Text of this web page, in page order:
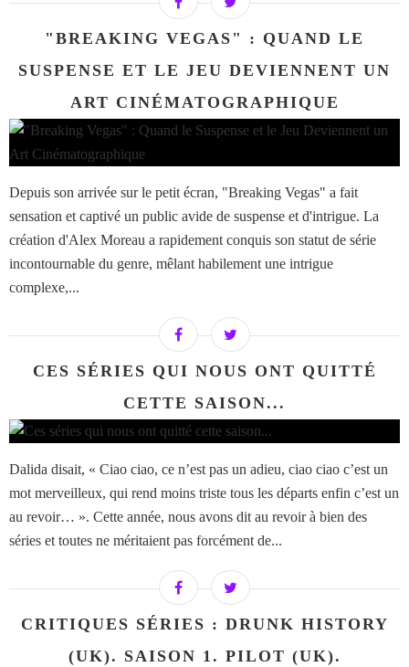
"BREAKING VEGAS" : QUAND LE
SUSPENSE ET LE JEU DEVIENNENT UN
ART CINÉMATOGRAPHIQUE
Depuis son arrivée sur le petit écran, "Breaking Vegas" a fait
sensation et captivé un public avide de suspense et d'intrigue. La
création d'Alex Moreau a rapidement conquis son statut de série
incontournable du genre, mêlant habilement une intrigue
complexe,...
CES SÉRIES QUI NOUS ONT QUITTÉ
CETTE SAISON...
Dalida disait, « Ciao ciao, ce n’est pas un adieu, ciao ciao c’est un
mot merveilleux, qui rend moins triste tous les départs enfin c’est un
au revoir… ». Cette année, nous avons dit au revoir à bien des
séries et toutes ne méritaient pas forcément de...
CRITIQUES SÉRIES : DRUNK HISTORY
(UK). SAISON 1. PILOT (UK).